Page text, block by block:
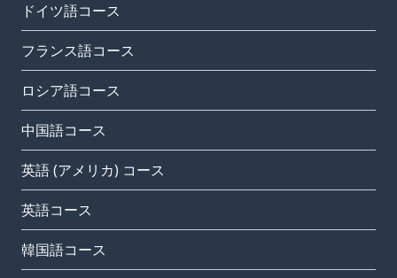
ドイツ語コース
フランス語コース
ロシア語コース
中国語コース
英語 (アメリカ) コース
英語コース
韓国語コース